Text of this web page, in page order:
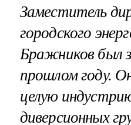
Заместитель
городского
Бражников был
прошлом году.
целую
диверсионных